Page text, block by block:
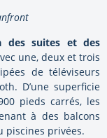
des suites et des
une, deux et trois
de téléviseurs
D’une superficie
pieds carrés, les
à des balcons
piscines privées.